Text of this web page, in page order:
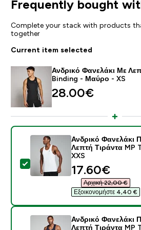
Frequently bought
Complete your stack with products
together
Current item selected
Ανδρικό Φανελάκι Με
Binding - Μαύρο - XS
28.00€‎
Select this product -
Ανδρικό Φανελάκι
Λεπτή Τιράντα MP
XXS
discounted
17.60€‎
Αρχική 22,00 €‎
Εξοικονομήστε 4,40 €‎
Ανδρικό Φανελάκι
Λεπτή Τιράντα MP